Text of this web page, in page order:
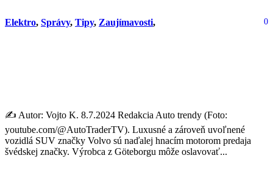
Elektro, Správy, Tipy, Zaujímavosti, 0
✍️ Autor: Vojto K. 8.7.2024 Redakcia Auto trendy (Foto:
youtube.com/@AutoTraderTV). Luxusné a zároveň uvoľnené
vozidlá SUV značky Volvo sú naďalej hnacím motorom predaja
švédskej značky. Výrobca z Göteborgu môže oslavovať...